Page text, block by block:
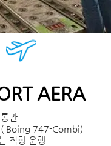
AERA
관
( Boing 747-Combi)
직항 운행